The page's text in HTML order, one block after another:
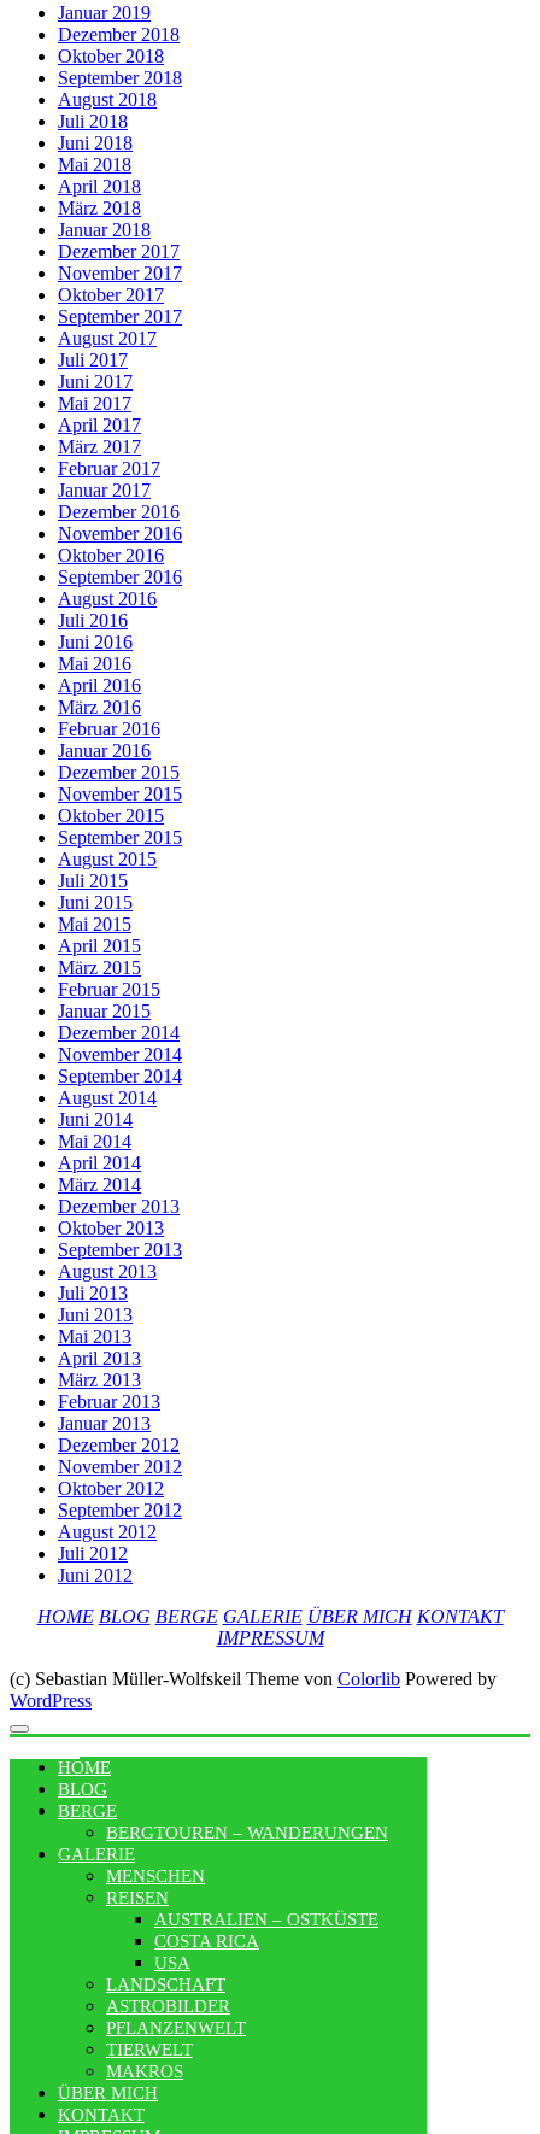
Januar 2019
Dezember 2018
Oktober 2018
September 2018
August 2018
Juli 2018
Juni 2018
Mai 2018
April 2018
März 2018
Januar 2018
Dezember 2017
November 2017
Oktober 2017
September 2017
August 2017
Juli 2017
Juni 2017
Mai 2017
April 2017
März 2017
Februar 2017
Januar 2017
Dezember 2016
November 2016
Oktober 2016
September 2016
August 2016
Juli 2016
Juni 2016
Mai 2016
April 2016
März 2016
Februar 2016
Januar 2016
Dezember 2015
November 2015
Oktober 2015
September 2015
August 2015
Juli 2015
Juni 2015
Mai 2015
April 2015
März 2015
Februar 2015
Januar 2015
Dezember 2014
November 2014
September 2014
August 2014
Juni 2014
Mai 2014
April 2014
März 2014
Dezember 2013
Oktober 2013
September 2013
August 2013
Juli 2013
Juni 2013
Mai 2013
April 2013
März 2013
Februar 2013
Januar 2013
Dezember 2012
November 2012
Oktober 2012
September 2012
August 2012
Juli 2012
Juni 2012
HOME BLOG BERGE GALERIE ÜBER MICH KONTAKT
IMPRESSUM
(c) Sebastian Müller-Wolfskeil Theme von Colorlib Powered by
WordPress
HOME
BLOG
BERGE
BERGTOUREN – WANDERUNGEN
GALERIE
MENSCHEN
REISEN
AUSTRALIEN – OSTKÜSTE
COSTA RICA
USA
LANDSCHAFT
ASTROBILDER
PFLANZENWELT
TIERWELT
MAKROS
ÜBER MICH
KONTAKT